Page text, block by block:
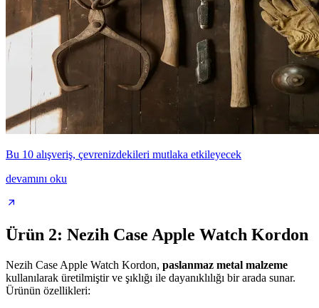
Bu 10 alışveriş, çevrenizdekileri mutlaka etkileyecek
devamını oku
Ürün 2: Nezih Case Apple Watch Kordon
Nezih Case Apple Watch Kordon, paslanmaz metal malzeme
kullanılarak üretilmiştir ve şıklığı ile dayanıklılığı bir arada sunar.
Ürünün özellikleri: